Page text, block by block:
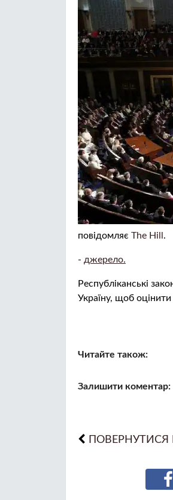
повідомляє The Hill .
- джерело.
Республіканські
Україну, щоб
Читайте також:
Залишити коментар:
ПОВЕРНУТИСЯ